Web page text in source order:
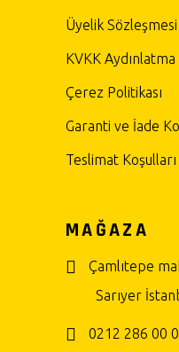
Üyelik Sözleşmesi
KVKK
Çerez Politikası
Garanti ve İade
Teslimat Koşulları
MAĞAZA
Çamlıtepe
Sarıyer
0212 286 00